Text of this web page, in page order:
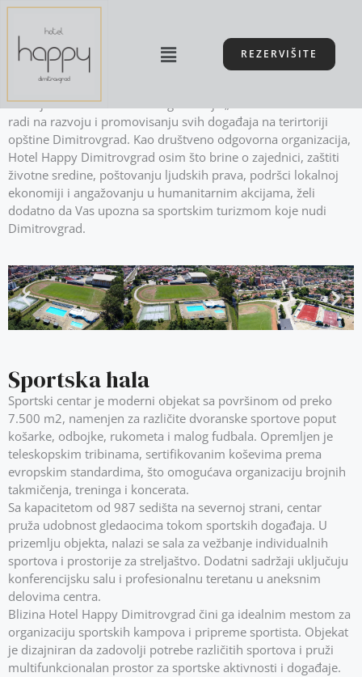
Пређи
садржај
Menu REZERVIŠITE
Da je Dimitrovgrad grad u kome caruje sport i timski duh,
govori činjenica da ovaj grad u kome živi nešto više od 8.000
stanovnika ima sportski centar kojem bi i mnogo veći gradovi
u Srbiji zavideli. Turistička organizacija „Caribrod“ konstanto
radi na razvoju i promovisanju svih događaja na terirtoriji
opštine Dimitrovgrad. Kao društveno odgovorna organizacija,
Hotel Happy Dimitrovgrad osim što brine o zajednici, zaštiti
životne sredine, poštovanju ljudskih prava, podršci lokalnoj
ekonomiji i angažovanju u humanitarnim akcijama, želi
dodatno da Vas upozna sa sportskim turizmom koje nudi
Dimitrovgrad.
Sportska hala
Sportski centar je moderni objekat sa površinom od preko
7.500 m2, namenjen za različite dvoranske sportove poput
košarke, odbojke, rukometa i malog fudbala. Opremljen je
teleskopskim tribinama, sertifikovanim koševima prema
evropskim standardima, što omogućava organizaciju brojnih
takmičenja, treninga i koncerata.
Sa kapacitetom od 987 sedišta na severnoj strani, centar
pruža udobnost gledaocima tokom sportskih događaja. U
prizemlju objekta, nalazi se sala za vežbanje individualnih
sportova i prostorije za streljaštvo. Dodatni sadržaji uključuju
konferencijsku salu i profesionalnu teretanu u aneksnim
delovima centra.
Blizina Hotel Happy Dimitrovgrad čini ga idealnim mestom za
organizaciju sportskih kampova i pripreme sportista. Objekat
je dizajniran da zadovolji potrebe različitih sportova i pruži
multifunkcionalan prostor za sportske aktivnosti i događaje.